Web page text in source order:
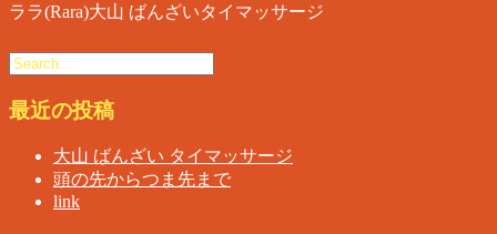
ララ(Rara)大山 ばんざいタイマッサージ
最近の投稿
大山 ばんざい タイマッサージ
頭の先からつま先まで
link